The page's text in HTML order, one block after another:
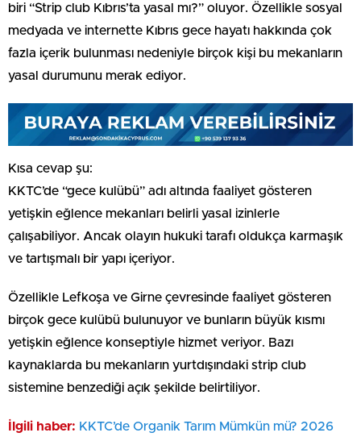
biri “Strip club Kıbrıs’ta yasal mı?” oluyor. Özellikle sosyal
medyada ve internette Kıbrıs gece hayatı hakkında çok
fazla içerik bulunması nedeniyle birçok kişi bu mekanların
yasal durumunu merak ediyor.
Kısa cevap şu:
KKTC’de “gece kulübü” adı altında faaliyet gösteren
yetişkin eğlence mekanları belirli yasal izinlerle
çalışabiliyor. Ancak olayın hukuki tarafı oldukça karmaşık
ve tartışmalı bir yapı içeriyor.
Özellikle Lefkoşa ve Girne çevresinde faaliyet gösteren
birçok gece kulübü bulunuyor ve bunların büyük kısmı
yetişkin eğlence konseptiyle hizmet veriyor. Bazı
kaynaklarda bu mekanların yurtdışındaki strip club
sistemine benzediği açık şekilde belirtiliyor.
İlgili haber: KKTC’de Organik Tarım Mümkün mü? 2026